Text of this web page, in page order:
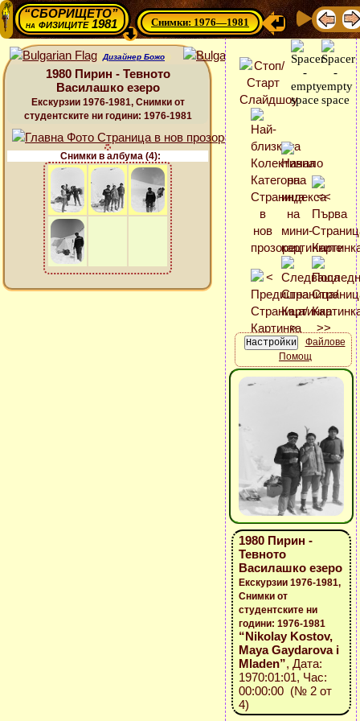
“СБОРИЩЕТО”
нафизиците 1981 Снимки: 1976—1981
Дизайнер Божо
1980 Пирин - Тевното
Василашко езеро
Екскурзии 1976-1981, Снимки от
студентските ни години: 1976-1981
Снимки в албума (4):
Файлове
Помощ
1980 Пирин -
Тевното
Василашко езеро
Екскурзии 1976-1981,
Снимки от
студентските ни
години: 1976-1981
“Nikolay Kostov,
Maya Gaydarova i
Mladen”, Дата:
1970:01:01, Час:
00:00:00 (№ 2 от
4)